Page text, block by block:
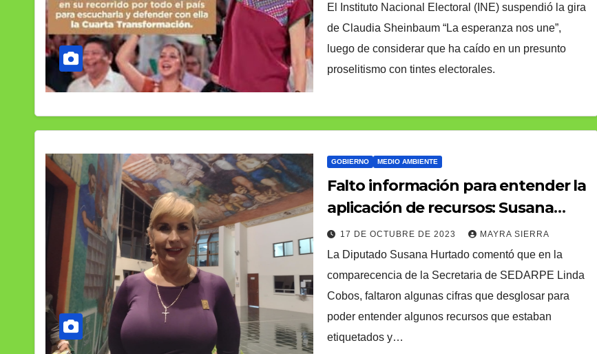
El Instituto Nacional Electoral (INE) suspendió la gira
de Claudia Sheinbaum “La esperanza nos une”,
luego de considerar que ha caído en un presunto
proselitismo con tintes electorales.
GOBIERNO MEDIO AMBIENTE
Falto información para entender la
aplicación de recursos: Susana
Hurtado, en comparecencia de
SEDARPE
17 DE OCTUBRE DE 2023 MAYRA SIERRA
La Diputado Susana Hurtado comentó que en la
comparecencia de la Secretaria de SEDARPE Linda
Cobos, faltaron algunas cifras que desglosar para
poder entender algunos recursos que estaban
etiquetados y…